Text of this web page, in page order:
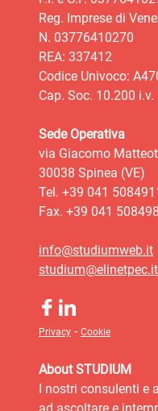
Reg. Imprese di
N. 03776410270
REA: 337412
Codice Univoco:
Cap. Soc. 10.200 i.v.
Sede Operativa
via Giacomo
30038 Spinea (VE)
Tel. +39 041
Fax. +39 041
info@studiumweb.it
studium@elinetpec.it
Privacy - Cookie
About STUDIUM
I nostri consulenti e
ad ascoltare e